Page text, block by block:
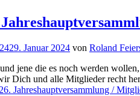
29. Januar 2024 von Roland
jene die es noch werden
Dich und alle Mitglieder recht
Jahreshauptversammlung /